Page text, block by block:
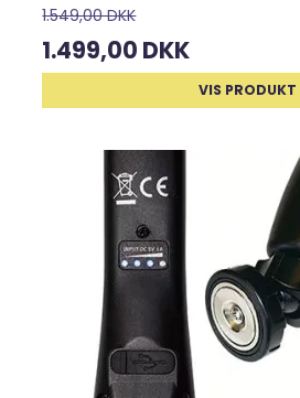
1.549,00 DKK
1.499,00 DKK
VIS PRODUKT